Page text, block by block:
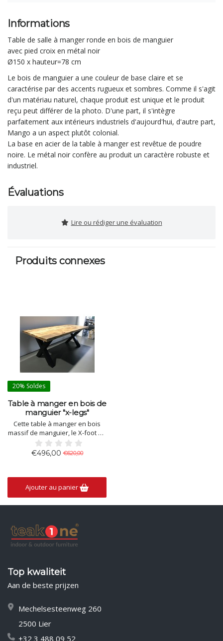
Informations
Table de salle à manger ronde en bois de manguier
avec pied croix en métal noir
Ø150 x hauteur=78 cm
Le bois de manguier a une couleur de base claire et se
caractérise par des accents rugueux et sombres. Comme il s'agit
d'un matériau naturel, chaque produit est unique et le produit
reçu peut différer de la photo. D'une part, il s'intègre
parfaitement aux intérieurs industriels d'aujourd'hui, d'autre part,
Mango a un aspect plutôt colonial.
La base en acier de la table à manger est revêtue de poudre
noire. Le métal noir confère au produit un caractère robuste et
industriel.
Évaluations
Lire ou rédiger une évaluation
Produits connexes
20% Soldes
Table à manger en bois de
manguier "x-legs"
Cette table à manger en bois
massif de manguier, le X-foot en
métal donne de la fermeté à la
table. Le plateau de table est
résistant aux taches et à l’usure.
moderne et s’intègre dans
l’intérieur de chacun.
180 x 90 x78cm
€496,00 €620,00
Ajouter au panier
Top kwaliteit
Aan de beste prijzen
Mechelsesteenweg 260
2500 Lier
+32 3 488 09 52